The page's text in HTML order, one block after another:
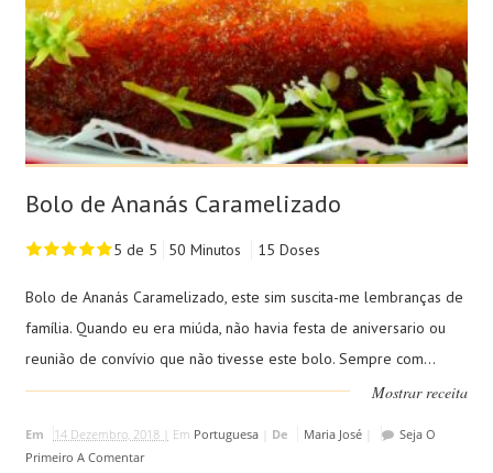
Bolo de Ananás Caramelizado
5 de 5 50 Minutos 15 Doses
Bolo de Ananás Caramelizado, este sim suscita-me lembranças de
família. Quando eu era miúda, não havia festa de aniversario ou
reunião de convívio que não tivesse este bolo. Sempre com...
Mostrar receita
Em 14 Dezembro, 2018 | Em Portuguesa| De Maria José|
Seja O
Primeiro A Comentar